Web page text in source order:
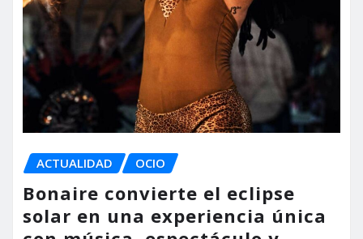
ACTUALIDAD OCIO
Bonaire convierte el eclipse
solar en una experiencia única